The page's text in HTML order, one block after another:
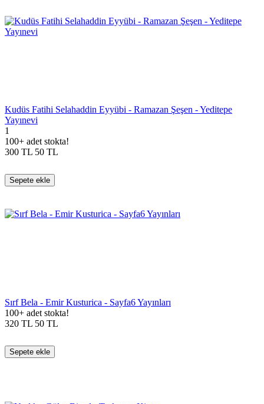
Kudüs Fatihi Selahaddin Eyyübi - Ramazan Şeşen - Yeditepe
Yayınevi
1
100+ adet stokta!
300 TL 50 TL
Sepete ekle
Sırf Bela - Emir Kusturica - Sayfa6 Yayınları
100+ adet stokta!
320 TL 50 TL
Sepete ekle